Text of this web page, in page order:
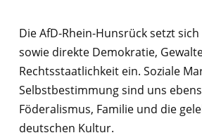
Die AfD-Rhein-Hunsrück setzt
sowie direkte Demokratie,
Rechtsstaatlichkeit ein. Soziale
Selbstbestimmung sind uns
Föderalismus, Familie und die
deutschen Kultur.